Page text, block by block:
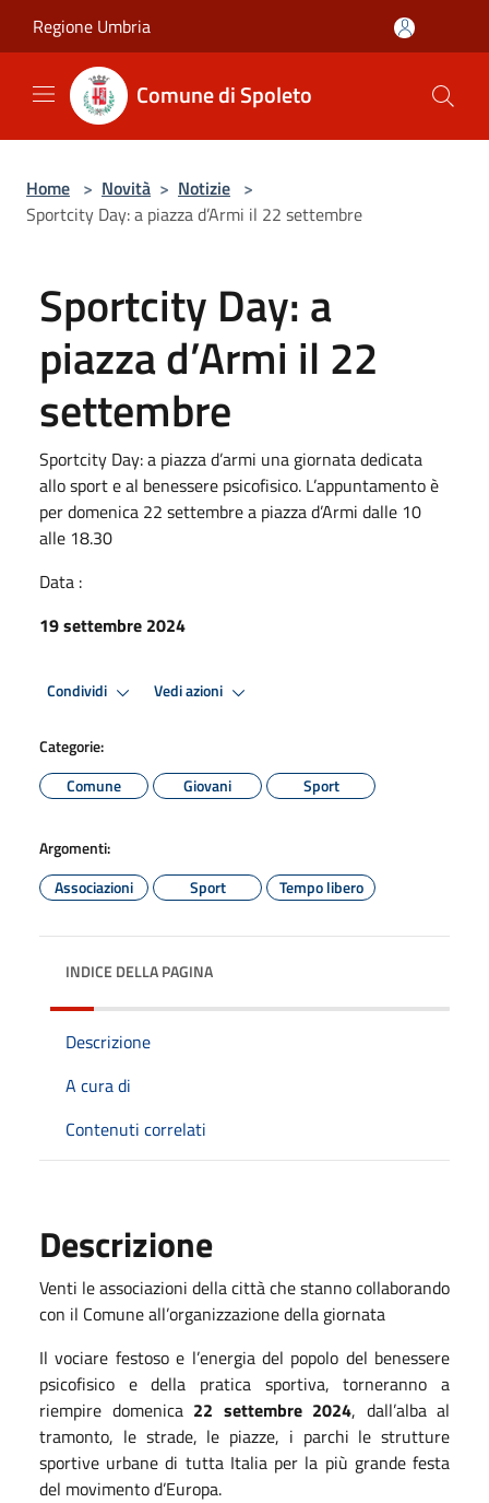
Regione Umbria
Comune di Spoleto
Home > Novità > Notizie >
Sportcity Day: a piazza d’Armi il 22 settembre
Sportcity Day: a
piazza d’Armi il 22
settembre
Sportcity Day: a piazza d’armi una giornata dedicata
allo sport e al benessere psicofisico. L’appuntamento è
per domenica 22 settembre a piazza d’Armi dalle 10
alle 18.30
Data :
19 settembre 2024
Condividi Vedi azioni
Categorie:
Comune
Giovani Sport
Argomenti:
Associazioni
Sport Tempo libero
INDICE DELLA PAGINA
Descrizione
A cura di
Contenuti correlati
Descrizione
Venti le associazioni della città che stanno collaborando
con il Comune all’organizzazione della giornata
Il vociare festoso e l’energia del popolo del benessere
psicofisico e della pratica sportiva, torneranno a
riempire domenica 22 settembre 2024, dall’alba al
tramonto, le strade, le piazze, i parchi le strutture
sportive urbane di tutta Italia per la più grande festa
del movimento d’Europa.